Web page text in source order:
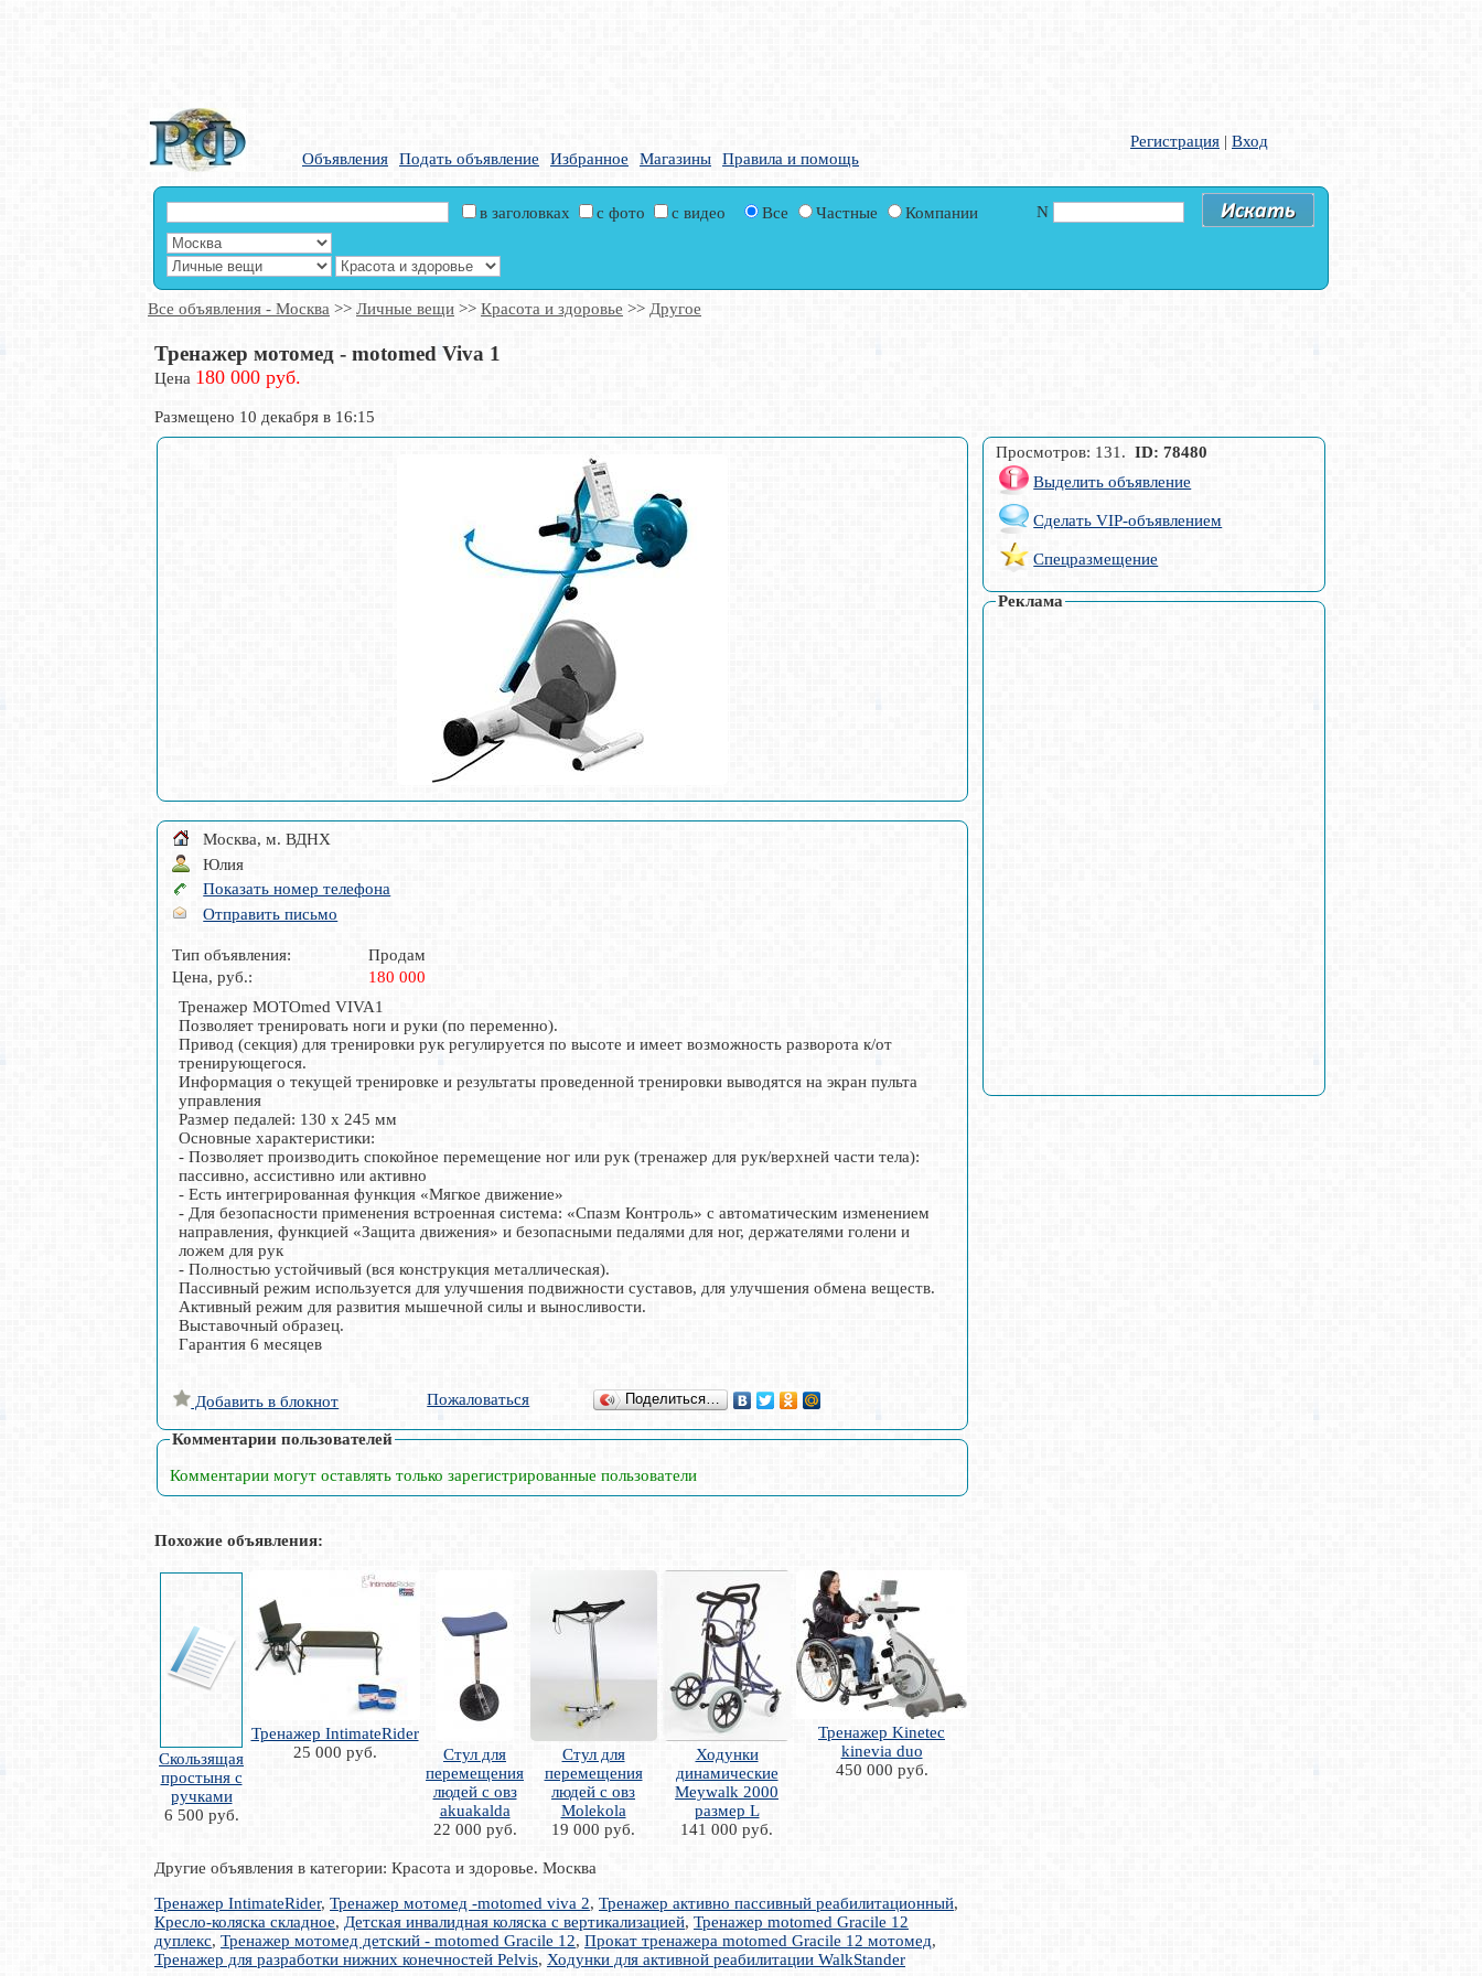
Объявления Подать объявление Избранное Магазины Правила и помощь
Регистрация | Вход
в заголовках с фото Все Частные Компании N
Все объявления - Москва >> Личные вещи >> Красота и здоровье >> Другое
Тренажер мотомед - motomed Viva 1
Цена 180 000 руб.
Размещено 10 декабря в 16:15
Москва, м. ВДНХ
Юлия
Показать номер телефона
Отправить письмо
Тип объявления:
Продам
Цена, руб.:
180 000
Тренажер MOTOmed VIVA1
Позволяет тренировать ноги и руки (по переменно).
Привод (секция) для тренировки рук регулируется по высоте и имеет возможность разворота к/от
тренирующегося.
Информация о текущей тренировке и результаты проведенной тренировки выводятся на экран пульта
управления
Размер педалей: 130 х 245 мм
Основные характеристики:
- Позволяет производить спокойное перемещение ног или рук (тренажер для рук/верхней части тела):
пассивно, ассистивно или активно
- Есть интегрированная функция «Мягкое движение»
- Для безопасности применения встроенная система: «Спазм Контроль» с автоматическим изменением
направления, функцией «Защита движения» и безопасными педалями для ног, держателями голени и
ложем для рук
- Полностью устойчивый (вся конструкция металлическая).
Пассивный режим используется для улучшения подвижности суставов, для улучшения обмена веществ.
Активный режим для развития мышечной силы и выносливости.
Выставочный образец.
Гарантия 6 месяцев
Добавить в блокнот Пожаловаться Поделиться…
Комментарии пользователей
Комментарии могут оставлять только зарегистрированные пользователи
Похожие объявления:
Скользящая
простыня с
ручками
6 500 руб.
Тренажер IntimateRider
25 000 руб.
Стул для
перемещения
людей с овз
akuakalda
22 000 руб.
Стул для
перемещения
людей с овз
Molekola
19 000 руб.
Ходунки
динамические
Meywalk 2000
размер L
141 000 руб.
Тренажер Kinetec
kinevia duo
450 000 руб.
Другие объявления в категории: Красота и здоровье. Москва
Тренажер IntimateRider, Тренажер мотомед -motomed viva 2, Тренажер активно пассивный реабилитационный,
Кресло-коляска складное, Детская инвалидная коляска с вертикализацией, Тренажер motomed Gracile 12
дуплекс, Тренажер мотомед детский - motomed Gracile 12, Прокат тренажера motomed Gracile 12 мотомед,
Тренажер для разработки нижних конечностей Pelvis, Ходунки для активной реабилитации WalkStander
Просмотров: 131.ID: 78480
Выделить объявление
Сделать VIP-объявлением
Спецразмещение
Реклама